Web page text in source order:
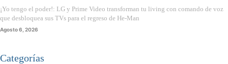
¡Yo tengo el poder!: LG y Prime Video transforman tu living con comando de voz
que desbloquea sus TVs para el regreso de He-Man
Agosto 6, 2026
Categorías